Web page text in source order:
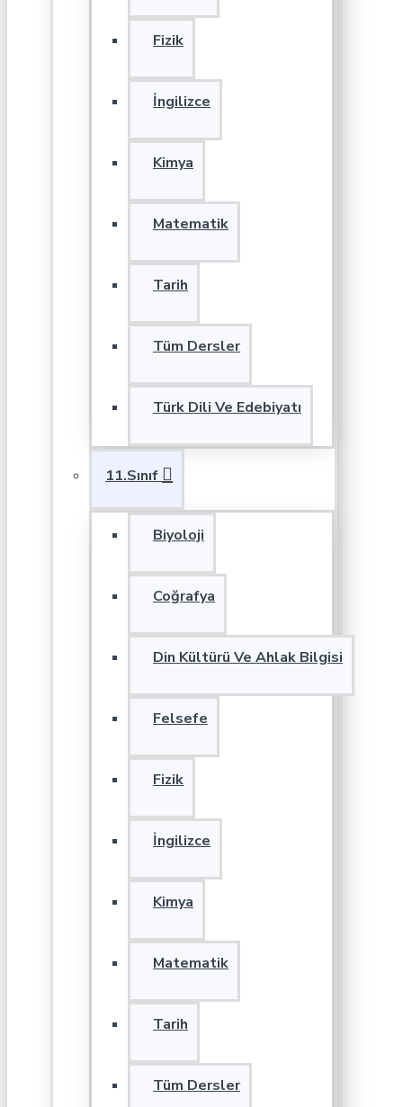
Fizik
İngilizce
Kimya
Matematik
Tarih
Tüm Dersler
Türk Dili Ve Edebiyatı
11.Sınıf
Biyoloji
Coğrafya
Din Kültürü Ve Ahlak Bilgisi
Felsefe
Fizik
İngilizce
Kimya
Matematik
Tarih
Tüm Dersler